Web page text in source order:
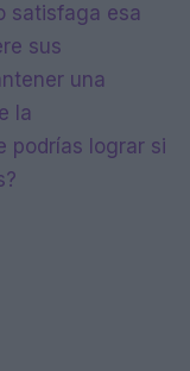
satisfaga esa
sus
una
la
podrías lograr si